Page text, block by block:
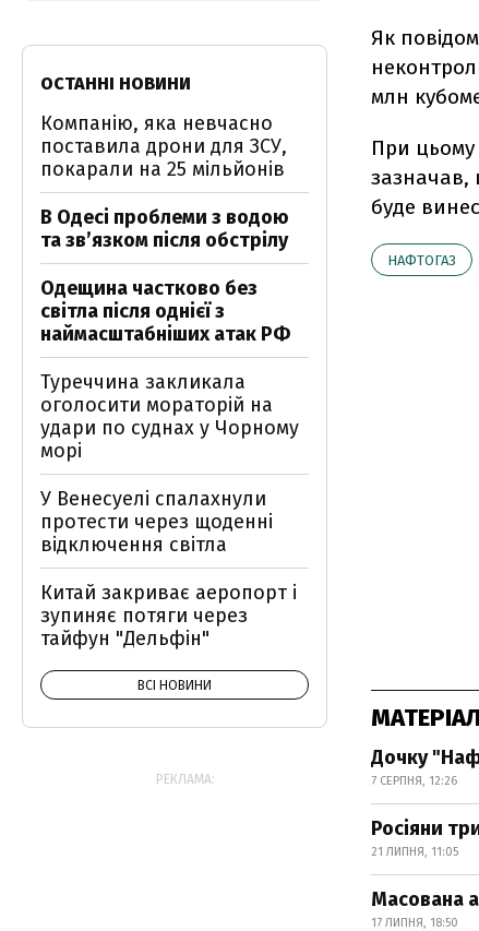
Як
млн
При цьому
зазначав,
буде
НАФТОГАЗ
Дочку
7 СЕРПНЯ, 12:26
Росіяни
21 ЛИПНЯ, 11:05
Масована
17 ЛИПНЯ, 18:50
ОСТАННІ НОВИНИ
Компанію, яка невчасно
поставила дрони для ЗСУ,
покарали на 25 мільйонів
В Одесі проблеми з водою
та звʼязком після обстрілу
Одещина частково без
світла після однієї з
наймасштабніших атак РФ
Туреччина закликала
оголосити мораторій на
удари по суднах у Чорному
морі
У Венесуелі спалахнули
протести через щоденні
відключення світла
Китай закриває аеропорт і
зупиняє потяги через
тайфун "Дельфін"
ВСІ НОВИНИ
РЕКЛАМА: